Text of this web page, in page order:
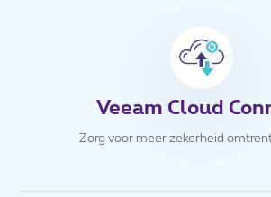
Veeam Cloud
Zorg voor meer zekerheid